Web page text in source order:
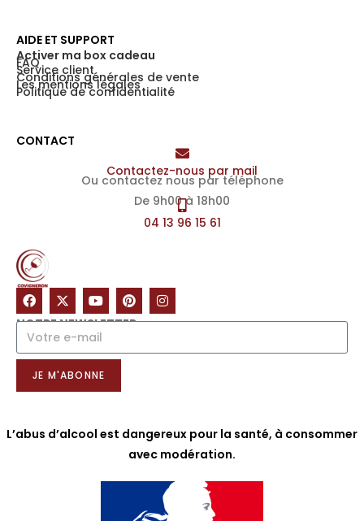
NOTRE NEWSLETTER
JE M'ABONNE
CONTACT
Contactez-nous par mail
Ou contactez nous par téléphone
De 9h00 à 18h00
04 13 96 15 61
AIDE ET SUPPORT
Activer ma box cadeau
FAQ
Service client
Conditions générales de vente
Les mentions légales
Politique de confidentialité
L’abus d’alcool est dangereux pour la santé, à consommer
avec modération.